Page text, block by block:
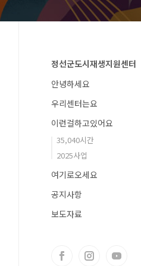
정선군도시재생지원센터
안녕하세요
우리센터는요
이런걸하고있어요
35,040시간
2025사업
여기로오세요
공지사항
보도자료